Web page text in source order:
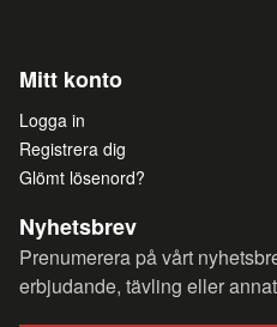
Mitt konto
Logga in
Registrera dig
Glömt lösenord?
Nyhetsbrev
Prenumerera på vårt
erbjudande, tävling eller